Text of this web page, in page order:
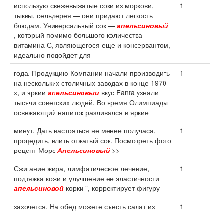
использую свежевыжатые соки из моркови,
тыквы, сельдерея — они придают легкость
блюдам. Универсальный сок — апельсиновый
, который помимо большого количества
витамина С, являющегося еще и консервантом,
идеально подойдет для
1
года. Продукцию Компании начали производить
на нескольких столичных заводах в конце 1970-
х, и яркий апельсиновый вкус Fanta узнали
тысячи советских людей. Во время Олимпиады
освежающий напиток разливался в яркие
1
минут. Дать настояться не менее получаса,
процедить, влить отжатый сок. Посмотреть фото
рецепт Морс Апельсиновый >>
1
Сжигание жира, лимфатическое лечение,
подтяжка кожи и улучшение ее эластичности
апельсиновой корки ”, корректирует фигуру
1
захочется. На обед можете съесть салат из
1